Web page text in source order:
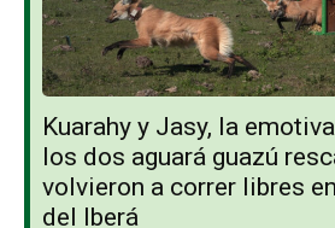
Kuarahy y Jasy, la
los dos aguará guazú
volvieron a correr libres
del Iberá